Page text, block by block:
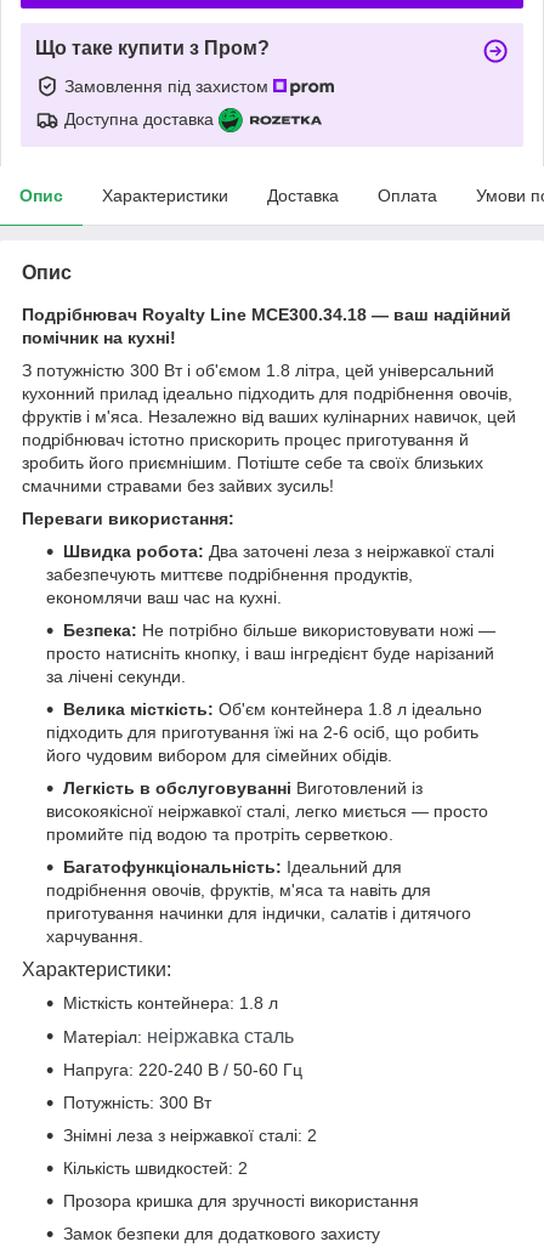
Що таке купити з Пром?
Замовлення під захистом
Доступна доставка
Опис Характеристики Доставка Оплата Умови
Опис
Подрібнювач Royalty Line MCE300.34.18 — ваш надійний
помічник на кухні!
З потужністю 300 Вт і об'ємом 1.8 літра, цей універсальний
кухонний прилад ідеально підходить для подрібнення овочів,
фруктів і м'яса. Незалежно від ваших кулінарних навичок, цей
подрібнювач істотно прискорить процес приготування й
зробить його приємнішим. Потіште себе та своїх близьких
смачними стравами без зайвих зусиль!
Переваги використання:
Швидка робота: Два заточені леза з неіржавкої сталі
забезпечують миттєве подрібнення продуктів,
економлячи ваш час на кухні.
Безпека: Не потрібно більше використовувати ножі —
просто натисніть кнопку, і ваш інгредієнт буде нарізаний
за лічені секунди.
Велика місткість: Об'єм контейнера 1.8 л ідеально
підходить для приготування їжі на 2-6 осіб, що робить
його чудовим вибором для сімейних обідів.
Легкість в обслуговуванні Виготовлений із
високоякісної неіржавкої сталі, легко миється — просто
промийте під водою та протріть серветкою.
Багатофункціональність: Ідеальний для
подрібнення овочів, фруктів, м'яса та навіть для
приготування начинки для індички, салатів і дитячого
харчування.
Характеристики:
Місткість контейнера: 1.8 л
Матеріал: неіржавка сталь
Напруга: 220-240 В / 50-60 Гц
Потужність: 300 Вт
Знімні леза з неіржавкої сталі: 2
Кількість швидкостей: 2
Прозора кришка для зручності використання
Замок безпеки для додаткового захисту